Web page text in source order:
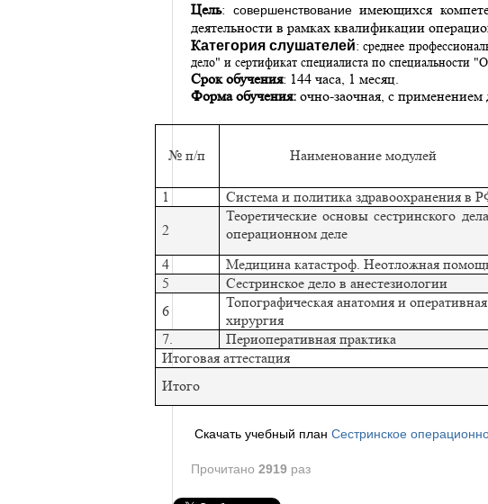
Цель: совершенствованиеимеющихся
деятельности в рамках квалификации
Категория слушателей:среднее
дело" и сертификат специалиста по специальности
Срок обучения: 144 часа, 1 месяц.
Форма обучения: очно-заочная, с
№ п/п Наименование модулей
1
Система и политика здравоохранения в
2
Теоретические основы сестринского
операционном деле
4 Медицина катастроф. Неотложная
5
Сестринское дело в анестезиологии
6
Топографическая анатомия и оперативная
хирургия
7. Периоперативная практика
Итоговая аттестация
Итого
Скачать учебный план Сестринское
Прочитано 2919 раз